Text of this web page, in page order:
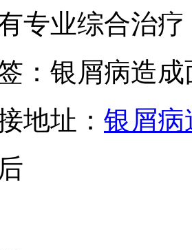
专业综合治
：银屑病造
地址： 银屑病